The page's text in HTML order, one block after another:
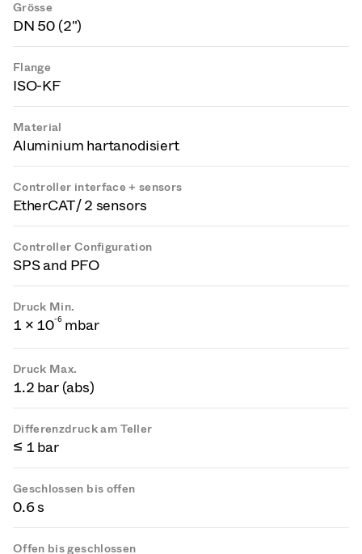
Grösse
DN 50 (2")
Flange
ISO-KF
Material
Aluminium hartanodisiert
Controller interface + sensors
EtherCAT / 2 sensors
Controller Configuration
SPS and PFO
Druck Min.
1 × 10-6 mbar
Druck Max.
1.2 bar (abs)
Differenzdruck am Teller
≤ 1 bar
Geschlossen bis offen
0.6 s
Offen bis geschlossen